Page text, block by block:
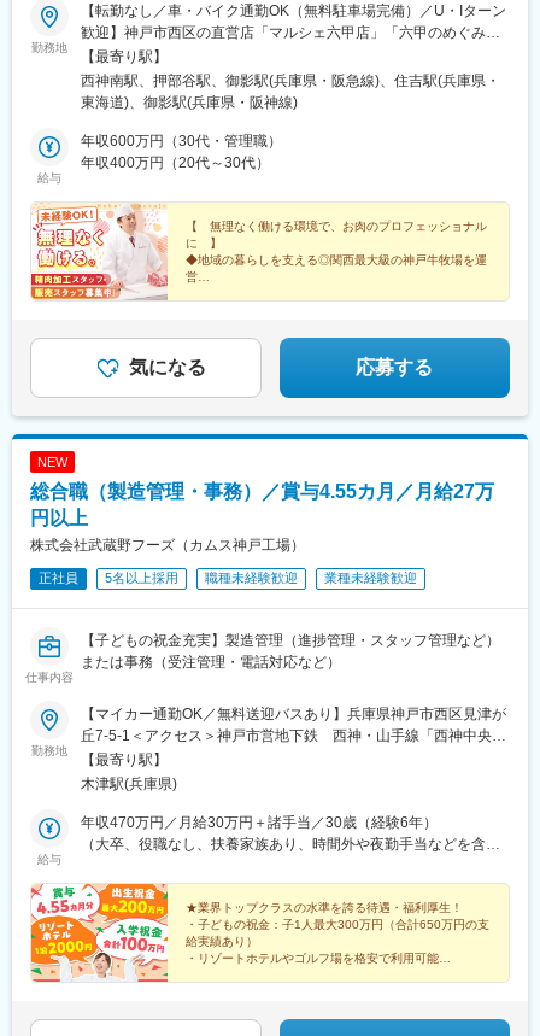
勤務地
【転勤なし／車・バイク通勤OK（無料駐車場完備）／U・Iターン
歓迎】神戸市西区の直営店「マルシェ六甲店」「六甲のめぐみ
店」「マチマルシェ御影店」のいずれかでの勤務です。■マルシェ
六甲店兵庫県神戸市西区櫨谷町寺谷334-1 マルシェ六甲内最寄り
駅：神戸市営地下鉄西神・山手線「西神南駅」「西神中央駅」■六
改修してキレイに生まれ変わりました！最寄り駅：神戸市営地下
鉄西神・山手線「西神中央駅」■マチマルシェ御影店兵庫県神戸市
動喫煙対策：あり※マチマルシェ御影店のみ、自動車通勤不可（バ
イク・自転車通勤はOK）
【最寄り駅】
西神南駅、押部谷駅、御影駅(兵庫県・阪急線)、住吉駅(兵庫県・
東海道)、御影駅(兵庫県・阪神線)
給与
年収600万円（30代・管理職）
年収400万円（20代～30代）
【 無理なく働ける環境で、お肉のプロフェッショナル
に 】
◆地域の暮らしを支える◎関西最大級の神戸牛牧場を運
営
気になる 応募する
NEW
総合職（製造管理・事務）／賞与4.55カ月／月給27万
円以上
株式会社武蔵野フーズ（カムス神戸工場）
正社員 5名以上採用 職種未経験歓迎 業種未経験歓迎
仕事内容
【子どもの祝金充実】製造管理（進捗管理・スタッフ管理など）
または事務（受注管理・電話対応など）
勤務地
【マイカー通勤OK／無料送迎バスあり】兵庫県神戸市西区見津が
丘7-5-1＜アクセス＞神戸市営地下鉄 西神・山手線「西神中央
駅」より送迎バスにて約20分★神戸電鉄粟生線「鈴蘭台駅」「西
鈴蘭台駅」からも送迎バスあり※受動喫煙対策あり
【最寄り駅】
木津駅(兵庫県)
給与
年収470万円／月給30万円＋諸手当／30歳（経験6年）
（大卒、役職なし、扶養家族あり、時間外や夜勤手当などを含ん
★業界トップクラスの水準を誇る待遇・福利厚生！
・子どもの祝金：子1人最大300万円（合計650万円の支
給実績あり）
・リゾートホテルやゴルフ場を格安で利用可能